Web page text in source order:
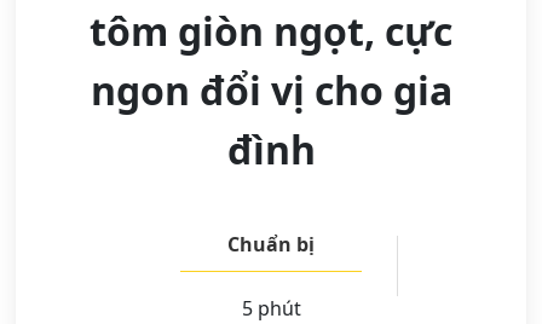
tôm giòn ngọt, cực
ngon đổi vị cho gia
đình
Chuẩn bị
5 phút